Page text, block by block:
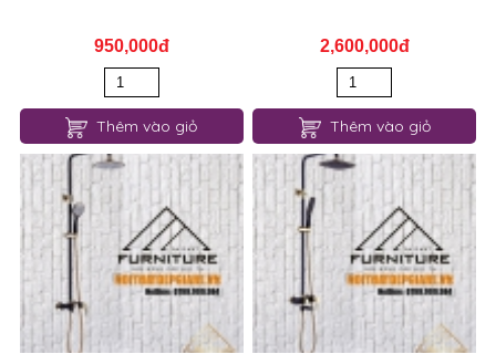
950,000đ
Thêm vào giỏ
2,600,000đ
Thêm vào giỏ